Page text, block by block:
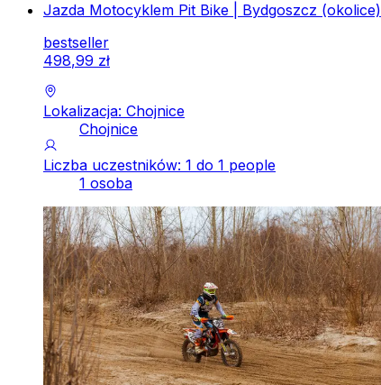
Jazda Motocyklem Pit Bike | Bydgoszcz (okolice)
bestseller
498,99 zł
Lokalizacja: Chojnice
Chojnice
Liczba uczestników: 1 do 1 people
1 osoba